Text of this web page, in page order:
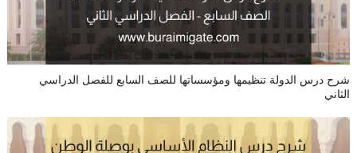
شرح درس الدولة تنظيمها ومؤسساتها للصف السابع للفصل الدراسي
الثاني